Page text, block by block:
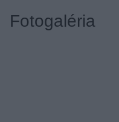
Fotogaléria